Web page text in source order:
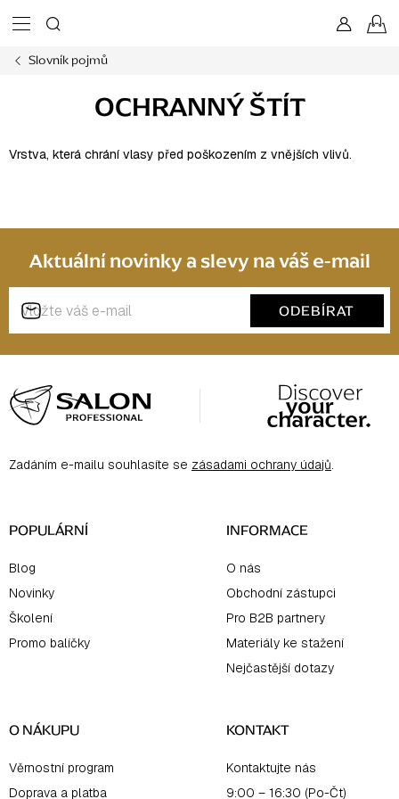
na
Slovník pojmů
OCHRANNÝ ŠTÍT
Vrstva, která chrání vlasy před poškozením z vnějších vlivů.
Aktuální novinky a slevy na váš e-mail
ODEBÍRAT
á
p
aZadáním e-mailu souhlasíte se zásadami ochrany údajů.
POPULÁRNÍ
Blog
Novinky
Školení
Promo balíčky
INFORMACE
O nás
Obchodní zástupci
Pro B2B partnery
Materiály ke stažení
Nejčastější dotazy
O NÁKUPU
Věrnostní program
Doprava a platba
KONTAKT
Kontaktujte nás
9:00 – 16:30 (Po-Čt)